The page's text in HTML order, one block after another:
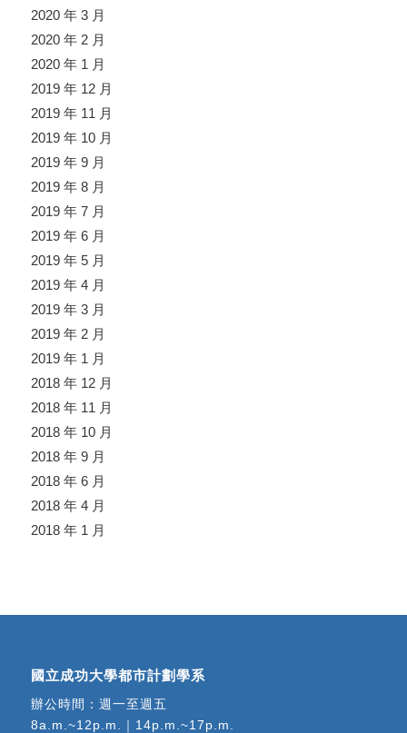
2020 年 3 月
2020 年 2 月
2020 年 1 月
2019 年 12 月
2019 年 11 月
2019 年 10 月
2019 年 9 月
2019 年 8 月
2019 年 7 月
2019 年 6 月
2019 年 5 月
2019 年 4 月
2019 年 3 月
2019 年 2 月
2019 年 1 月
2018 年 12 月
2018 年 11 月
2018 年 10 月
2018 年 9 月
2018 年 6 月
2018 年 4 月
2018 年 1 月
國立成功大學都市計劃學系
辦公時間：週一至週五
8a.m.~12p.m.｜14p.m.~17p.m.